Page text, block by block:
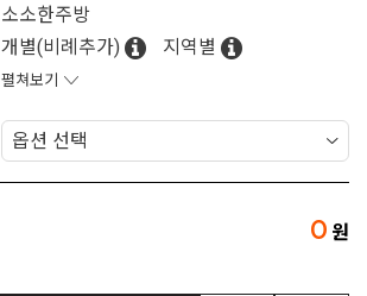
소소한주방
개별(비례추가)
지역별
펼쳐보기
0